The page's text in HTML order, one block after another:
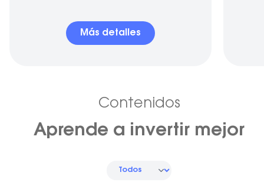
Más detalles
Contenidos
Aprende a invertir mejor